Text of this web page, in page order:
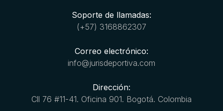
Soporte de llamadas:
(+57) 3168862307
Correo electrónico:
info@jurisdeportiva.com
Dirección:
Cll 76 #11-41. Oficina 901. Bogotá. Colombia